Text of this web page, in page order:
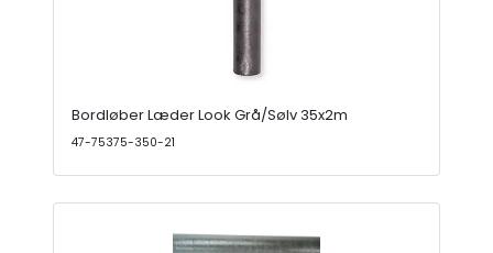
Bordløber Læder Look Grå/Sølv 35x2m
47-75375-350-21